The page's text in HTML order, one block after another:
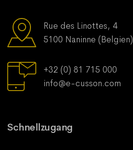
Rue des Linottes, 4
5100 Naninne (Belgien)
+32 (0) 81 715 000
info@e-cusson.com
Schnellzugang